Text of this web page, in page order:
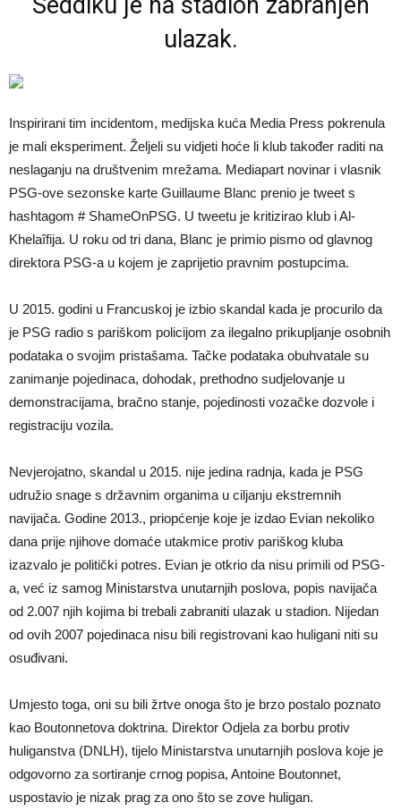
ulazak.
Inspirirani tim incidentom, medijska kuća Media Press pokrenula
je mali eksperiment. Željeli su vidjeti hoće li klub također raditi na
neslaganju na društvenim mrežama. Mediapart novinar i vlasnik
PSG-ove sezonske karte Guillaume Blanc prenio je tweet s
hashtagom # ShameOnPSG. U tweetu je kritizirao klub i Al-
Khelaîfija. U roku od tri dana, Blanc je primio pismo od glavnog
direktora PSG-a u kojem je zaprijetio pravnim postupcima.
U 2015. godini u Francuskoj je izbio skandal kada je procurilo da
je PSG radio s pariškom policijom za ilegalno prikupljanje osobnih
podataka o svojim pristašama. Tačke podataka obuhvatale su
zanimanje pojedinaca, dohodak, prethodno sudjelovanje u
demonstracijama, bračno stanje, pojedinosti vozačke dozvole i
registraciju vozila.
Nevjerojatno, skandal u 2015. nije jedina radnja, kada je PSG
udružio snage s državnim organima u ciljanju ekstremnih
navijača. Godine 2013., priopćenje koje je izdao Evian nekoliko
dana prije njihove domaće utakmice protiv pariškog kluba
izazvalo je politički potres. Evian je otkrio da nisu primili od PSG-
a, već iz samog Ministarstva unutarnjih poslova, popis navijača
od 2.007 njih kojima bi trebali zabraniti ulazak u stadion. Nijedan
od ovih 2007 pojedinaca nisu bili registrovani kao huligani niti su
osuđivani.
Umjesto toga, oni su bili žrtve onoga što je brzo postalo poznato
kao Boutonnetova doktrina. Direktor Odjela za borbu protiv
huliganstva (DNLH), tijelo Ministarstva unutarnjih poslova koje je
odgovorno za sortiranje crnog popisa, Antoine Boutonnet,
uspostavio je nizak prag za ono što se zove huligan.